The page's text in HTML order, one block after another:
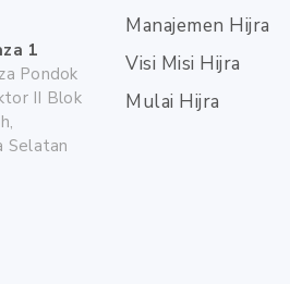
1
Pondok
II Blok
Selatan
Manajemen Hijra
Visi Misi Hijra
Mulai Hijra